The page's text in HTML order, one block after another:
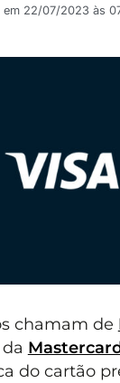
em 22/07/2023 às
chamam de
da
do cartão